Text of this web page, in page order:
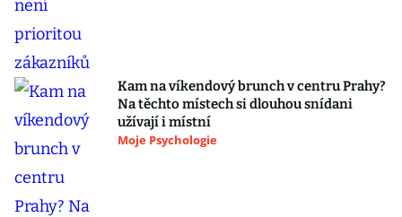
Kam na víkendový brunch v centru Prahy?
Na těchto místech si dlouhou snídani
užívají i místní
Moje Psychologie